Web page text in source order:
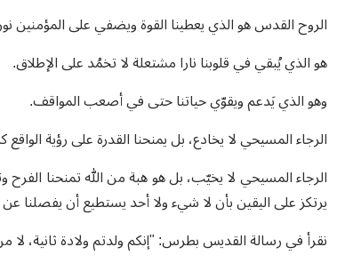
الروح القدس هو الذي يعطينا القوة ويضفي على المؤمنين
هو الذي يُبقي في قلوبنا نارا مشتعلة لا تخمُد على الإطلاق.
وهو الذي يَدعم ويقوّي حياتنا حتى في أصعب المواقف.
الرجاء المسيحي لا يخادع، بل يمنحنا القدرة على رؤية الواقع
الرجاء المسيحي لا يخيّب، بل هو هبة من الله تمنحنا
يرتكز على اليقين بأن لا شيء ولا أحد يستطيع أن يفصلنا
نقرأ في رسالة القديس بطرس: "إنكم ولدتم ولادة ثانية، لا من